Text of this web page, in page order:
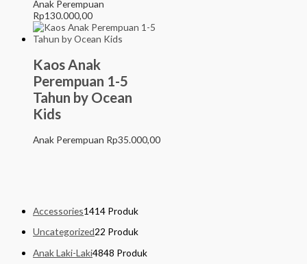
Accessories1414 Produk
Uncategorized22 Produk
Anak Laki-Laki4848 Produk
Anak Perempuan
Rp130.000,00
Kaos Anak
Perempuan 1-5
Tahun by Ocean
Kids
Anak Perempuan Rp35.000,00